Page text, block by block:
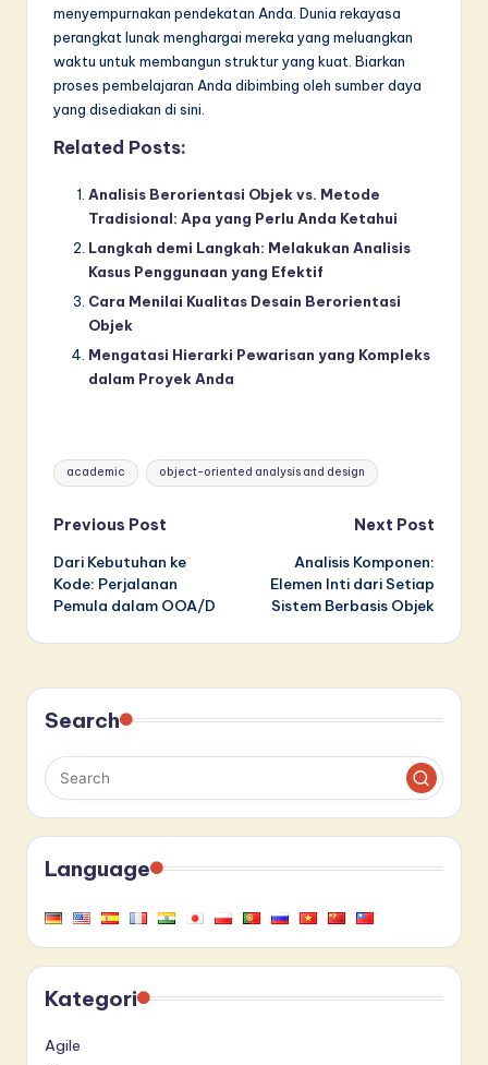
menyempurnakan pendekatan Anda. Dunia rekayasa
perangkat lunak menghargai mereka yang meluangkan
waktu untuk membangun struktur yang kuat. Biarkan
proses pembelajaran Anda dibimbing oleh sumber daya
yang disediakan di sini.
Related Posts:
Analisis Berorientasi Objek vs. Metode
Tradisional: Apa yang Perlu Anda Ketahui
Langkah demi Langkah: Melakukan Analisis
Kasus Penggunaan yang Efektif
Cara Menilai Kualitas Desain Berorientasi
Objek
Mengatasi Hierarki Pewarisan yang Kompleks
dalam Proyek Anda
Tags:
academic object-oriented analysis and design
Post
navigation
Previous Post
Dari Kebutuhan ke
Kode: Perjalanan
Pemula dalam OOA/D
Next Post
Analisis Komponen:
Elemen Inti dari Setiap
Sistem Berbasis Objek
Search
Language
Kategori
Agile